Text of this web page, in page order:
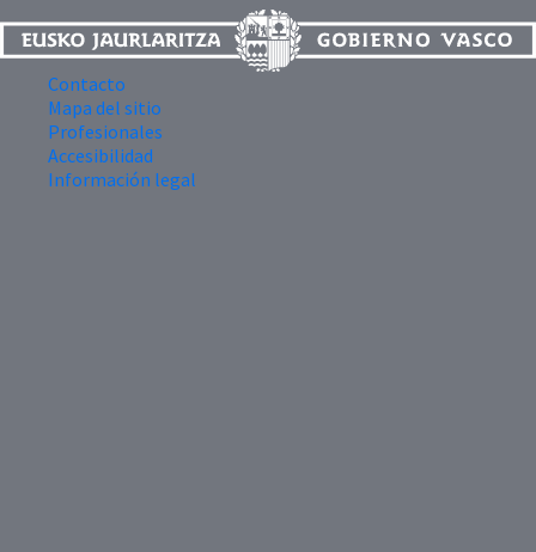
Contacto
Mapa del sitio
Profesionales
Accesibilidad
Información legal